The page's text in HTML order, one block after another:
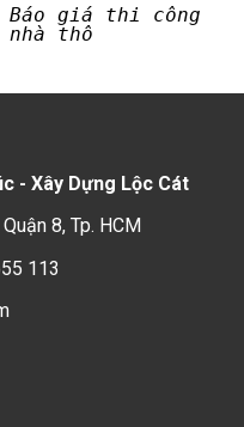
Báo giá thi công
nhà thô
- Xây Dựng Lộc Cát
8, Tp. HCM
113